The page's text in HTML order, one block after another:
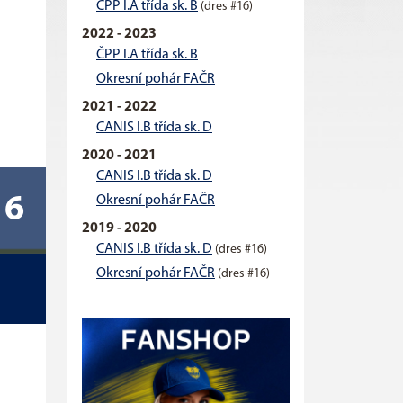
ČPP I.A třída sk. B (dres #16)
2022 - 2023
ČPP I.A třída sk. B
Okresní pohár FAČR
2021 - 2022
CANIS I.B třída sk. D
2020 - 2021
CANIS I.B třída sk. D
Okresní pohár FAČR
2019 - 2020
CANIS I.B třída sk. D (dres #16)
Okresní pohár FAČR (dres #16)